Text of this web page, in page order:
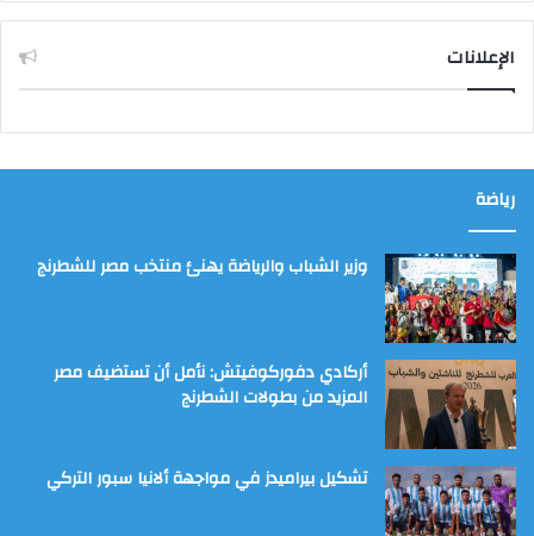
الإعلانات
رياضة
وزير الشباب والرياضة يهنئ منتخب مصر للشطرنج
أركادي دفوركوفيتش: نأمل أن تستضيف مصر
المزيد من بطولات الشطرنج
تشكيل بيراميدز في مواجهة ألانيا سبور التركي